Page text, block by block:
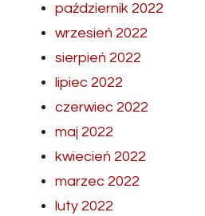
październik 2022
wrzesień 2022
sierpień 2022
lipiec 2022
czerwiec 2022
maj 2022
kwiecień 2022
marzec 2022
luty 2022